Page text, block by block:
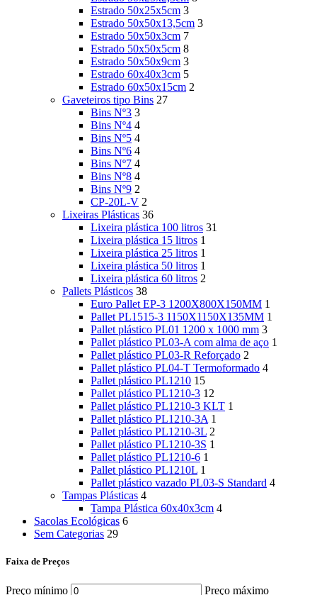
Estrado 50x25x5cm 3
Estrado 50x50x13,5cm 3
Estrado 50x50x3cm 7
Estrado 50x50x5cm 8
Estrado 50x50x9cm 3
Estrado 60x40x3cm 5
Estrado 60x50x15cm 2
Gaveteiros tipo Bins 27
Bins Nº3 3
Bins Nº4 4
Bins Nº5 4
Bins Nº6 4
Bins Nº7 4
Bins Nº8 4
Bins Nº9 2
CP-20L-V 2
Lixeiras Plásticas 36
Lixeira plástica 100 litros 31
Lixeira plástica 15 litros 1
Lixeira plástica 25 litros 1
Lixeira plástica 50 litros 1
Lixeira plástica 60 litros 2
Pallets Plásticos 38
Euro Pallet EP-3 1200X800X150MM 1
Pallet PL1515-3 1150X1150X135MM 1
Pallet plástico PL01 1200 x 1000 mm 3
Pallet plástico PL03-A com alma de aço 1
Pallet plástico PL03-R Reforçado 2
Pallet plástico PL04-T Termoformado 4
Pallet plástico PL1210 15
Pallet plástico PL1210-3 12
Pallet plástico PL1210-3 KLT 1
Pallet plástico PL1210-3A 1
Pallet plástico PL1210-3L 2
Pallet plástico PL1210-3S 1
Pallet plástico PL1210-6 1
Pallet plástico PL1210L 1
Pallet plástico vazado PL03-S Standard 4
Tampas Plásticas 4
Tampa Plástica 60x40x3cm 4
Sacolas Ecológicas 6
Sem Categorias 29
Faixa de Preços
Preço mínimo Preço máximo